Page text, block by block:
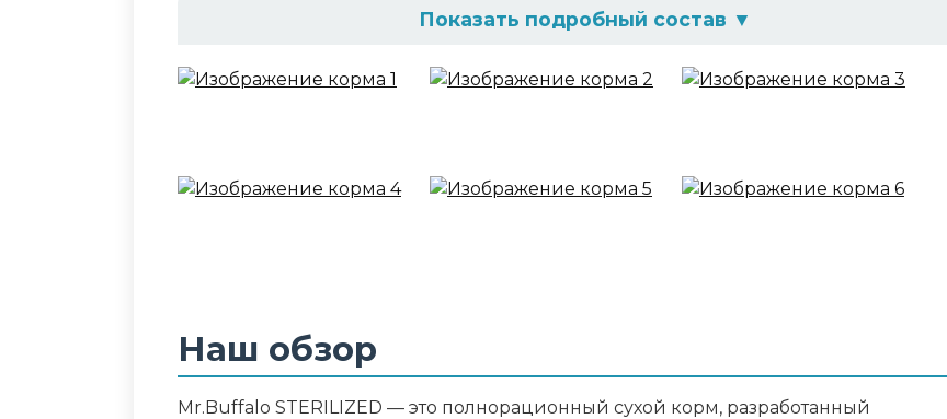
Показать подробный состав ▼
Состав корма
минеральный премикс, дрожжи, семена льна, дегидрированное яйцо, клюква,
Аналитический состав
Белок - 34%, Жир - 12%, Клетчатка - 2,5%, Зола - 7%, Влажность - 10%, Кальций - 1,3%,
Фосфор - 0,9%, Омега-3 - 0,45%, Омега-6 - 1,70%
Наш обзор
Mr.Buffalo STERILIZED — это полнорационный сухой корм, разработанный